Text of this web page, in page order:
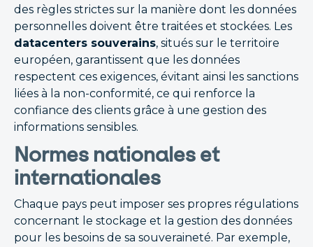
des règles strictes sur la manière dont les données
personnelles doivent être traitées et stockées. Les
datacenters souverains, situés sur le territoire
européen, garantissent que les données
respectent ces exigences, évitant ainsi les sanctions
liées à la non-conformité, ce qui renforce la
confiance des clients grâce à une gestion des
informations sensibles.
Normes nationales et
internationales
Chaque pays peut imposer ses propres régulations
concernant le stockage et la gestion des données
pour les besoins de sa souveraineté. Par exemple,